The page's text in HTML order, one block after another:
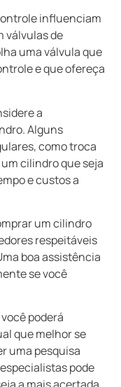
influenciam
válvulas de
uma válvula que
e que ofereça
a
Alguns
como troca
cilindro que seja
e custos a
um cilindro
respeitáveis
boa assistência
se você
poderá
que melhor se
uma pesquisa
pode